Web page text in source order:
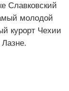
Славковский
молодой
курорт Чехии